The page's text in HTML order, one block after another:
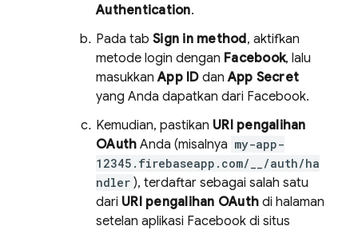
Authentication.
Pada tab Sign in method, aktifkan
metode login dengan Facebook, lalu
masukkanApp IDdanApp Secret
yang Anda dapatkan dari Facebook.
Kemudian, pastikan URI pengalihan
OAuth Anda (misalnya my-app-
12345.firebaseapp.com/__/auth/ha
ndler ), terdaftar sebagai salah satu
dari URI pengalihan OAuth di halaman
setelan aplikasi Facebook di situs